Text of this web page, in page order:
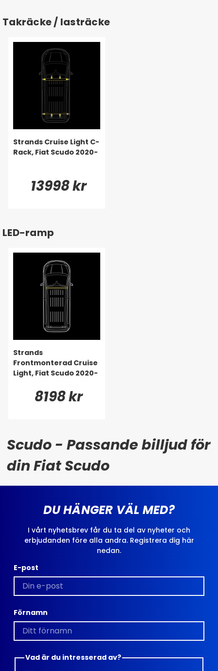
Takräcke / lasträcke
Strands Cruise Light C-
Rack, Fiat Scudo 2020-
13998 kr
LED-ramp
Strands
Frontmonterad Cruise
Light, Fiat Scudo 2020-
8198 kr
Scudo - Passande billjud för
din Fiat Scudo
DU HÄNGER VÄL MED?
I vårt nyhetsbrev får du ta del av nyheter och
erbjudanden före alla andra. Registrera dig här
nedan.
E-post
Förnamn
Vad är du intresserad av?